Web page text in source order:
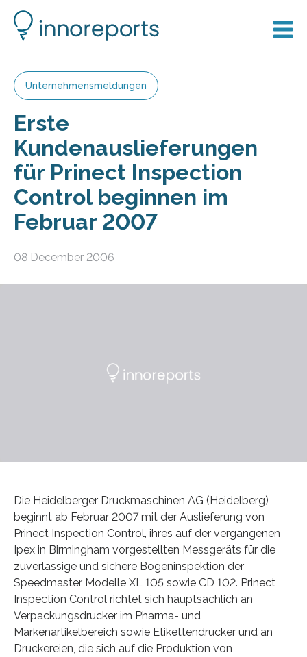
Unternehmensmeldungen
Erste
Kundenauslieferungen
für Prinect Inspection
Control beginnen im
Februar 2007
08 December 2006
Die Heidelberger Druckmaschinen AG (Heidelberg)
beginnt ab Februar 2007 mit der Auslieferung von
Prinect Inspection Control, ihres auf der vergangenen
Ipex in Birmingham vorgestellten Messgeräts für die
zuverlässige und sichere Bogeninspektion der
Speedmaster Modelle XL 105 sowie CD 102. Prinect
Inspection Control richtet sich hauptsächlich an
Verpackungsdrucker im Pharma- und
Markenartikelbereich sowie Etikettendrucker und an
Druckereien, die sich auf die Produktion von